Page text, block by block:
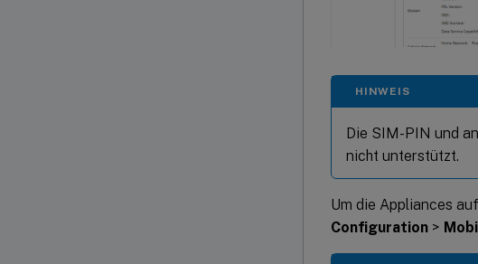
HINWEIS
Die SIM-PIN und
nicht unterstützt.
Um die Appliances
Configuration >